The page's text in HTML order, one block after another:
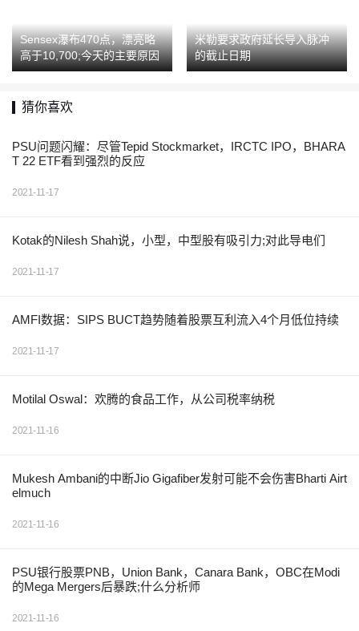
Sensex瀑布470点，漂亮略
高于10,700;今天的主要原因
米勒要求政府延长导入脉冲
的截止日期
猜你喜欢
PSU问题闪耀：尽管Tepid Stockmarket，IRCTC IPO，BHARA
T 22 ETF看到强烈的反应
2021-11-17
Kotak的Nilesh Shah说，小型，中型股有吸引力;对此导电们
2021-11-17
AMFI数据：SIPS BUCT趋势随着股票互利流入4个月低位持续
2021-11-17
Motilal Oswal：欢腾的食品工作，从公司税率纳税
2021-11-16
Mukesh Ambani的中断Jio Gigafiber发射可能不会伤害Bharti Airt
elmuch
2021-11-16
PSU银行股票PNB，Union Bank，Canara Bank，OBC在Modi
的Mega Mergers后暴跌;什么分析师
2021-11-16